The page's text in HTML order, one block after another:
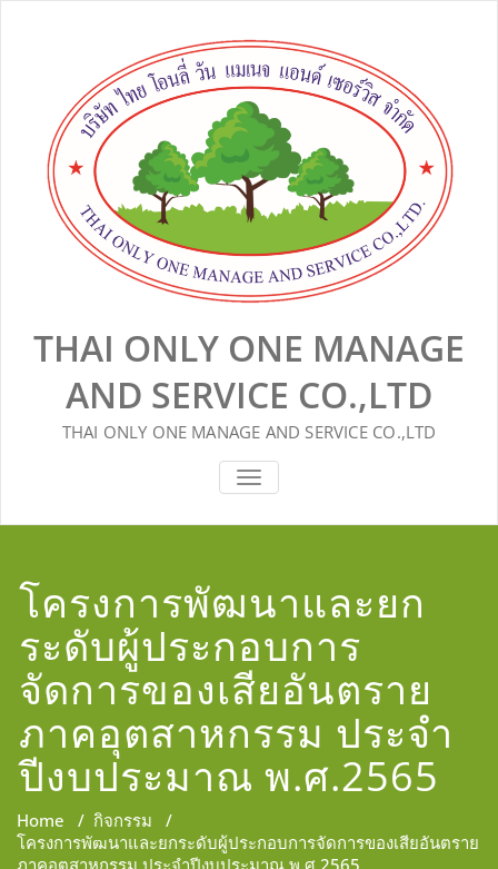
THAI ONLY ONE MANAGE
AND SERVICE CO.,LTD
THAI ONLY ONE MANAGE AND SERVICE CO.,LTD
TOGGLE
NAVIGATION
โครงการพัฒนาและยก
ระดับผู้ประกอบการ
จัดการของเสียอันตราย
ภาคอุตสาหกรรม ประจำ
ปีงบประมาณ พ.ศ.2565
Home / กิจกรรม /
โครงการพัฒนาและยกระดับผู้ประกอบการจัดการของเสียอันตราย